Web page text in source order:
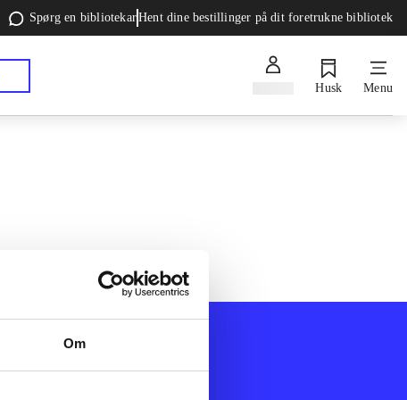
Om
Spørg en bibliotekarHent dine bestillinger på dit foretrukne bibliotek
Husk Menu
Afdelinger